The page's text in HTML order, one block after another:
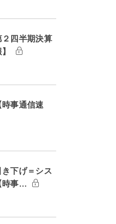
四半期決算
事通信速
下げ＝シス
時事…